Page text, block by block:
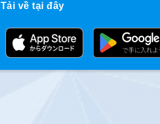
Tải về tại đây